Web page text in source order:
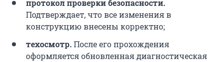
протокол проверки безопасности.
Подтверждает, что все изменения в
конструкцию внесены корректно;
техосмотр.После его прохождения
оформляется обновленная диагностическая